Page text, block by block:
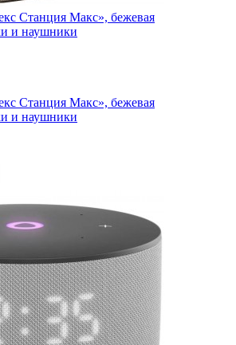
Станция Макс», бежевая
и наушники
Станция Макс», бежевая
и наушники